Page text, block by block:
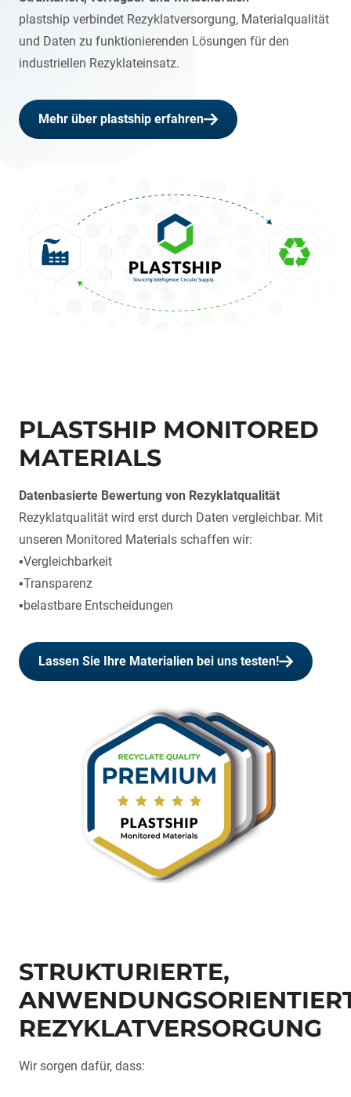
plastship verbindet Rezyklatversorgung, Materialqualität
und Daten zu funktionierenden Lösungen für den
industriellen Rezyklateinsatz.
Mehr über plastship erfahren
PLASTSHIP MONITORED
MATERIALS
Datenbasierte Bewertung von Rezyklatqualität
Rezyklatqualität wird erst durch Daten vergleichbar. Mit
unseren Monitored Materials schaffen wir:
▪️Vergleichbarkeit
▪️Transparenz
▪️belastbare Entscheidungen
Lassen Sie Ihre Materialien bei uns testen!
STRUKTURIERTE,
REZYKLATVERSORGUNG
Wir sorgen dafür, dass: